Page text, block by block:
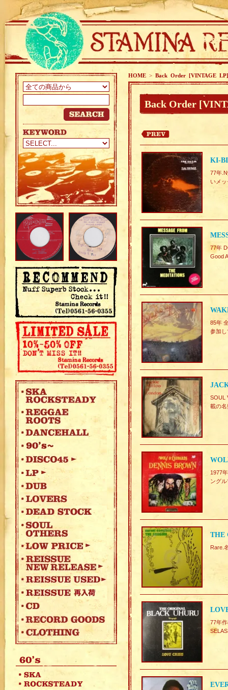
HOME > Back Order [VINTAGE LP]
Back Order
KI-
77年
いメ
77年
Good
85年
参加
SOUL
載の
1977
ング
THE
Rare.
77年